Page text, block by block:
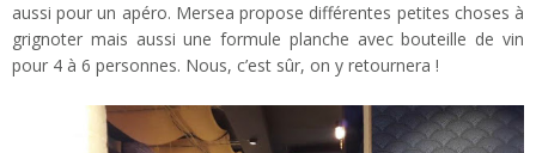
aussi pour un apéro. Mersea propose différentes petites choses à
grignoter mais aussi une formule planche avec bouteille de vin
pour 4 à 6 personnes. Nous, c’est sûr, on y retournera !